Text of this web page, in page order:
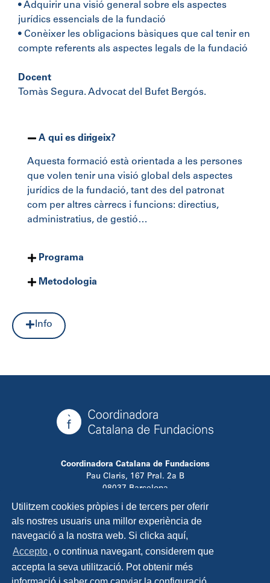
Utilitzem cookies pròpies i de tercers per oferir
als nostres usuaris una millor experiència de
navegació a la nostra web. Si clicka aquí,
Accepto, o continua navegant, considerem que
accepta la seva utilització. Pot obtenir més
• Adquirir una visió general sobre els aspectes
jurídics essencials de la fundació
• Conèixer les obligacions bàsiques que cal tenir en
compte referents als aspectes legals de la fundació
Docent
Tomàs Segura. Advocat del Bufet Bergós.
A qui es dirigeix?
Aquesta formació està orientada a les persones
que volen tenir una visió global dels aspectes
jurídics de la fundació, tant des del patronat
com per altres càrrecs i funcions: directius,
administratius, de gestió…
Programa
Metodologia
Info
Coordinadora Catalana de Fundacions
Pau Claris, 167 Pral. 2a B
08037 Barcelona
info@ccfundacions.cat
Contacta